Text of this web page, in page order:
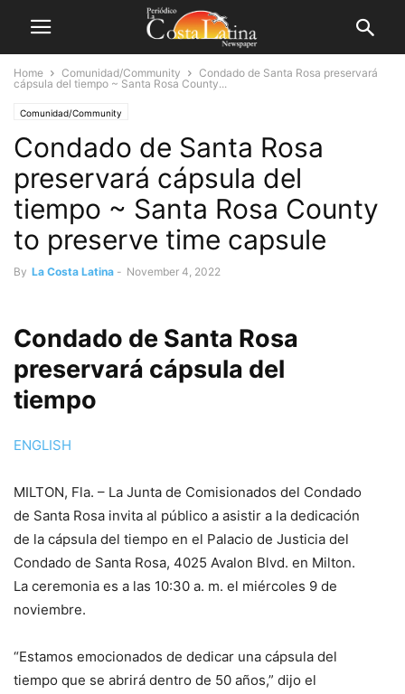
Home Comunidad/Community
Condado de Santa Rosa preservará
cápsula del tiempo ~ Santa Rosa County...
Comunidad/Community
Condado de Santa Rosa
preservará cápsula del
tiempo ~ Santa Rosa County
to preserve time capsule
By La Costa Latina - November 4, 2022
Condado de Santa Rosa
preservará cápsula del
tiempo
ENGLISH
MILTON, Fla. – La Junta de Comisionados del Condado
de Santa Rosa invita al público a asistir a la dedicación
de la cápsula del tiempo en el Palacio de Justicia del
Condado de Santa Rosa, 4025 Avalon Blvd. en Milton.
La ceremonia es a las 10:30 a. m. el miércoles 9 de
noviembre.
“Estamos emocionados de dedicar una cápsula del
tiempo que se abrirá dentro de 50 años,” dijo el